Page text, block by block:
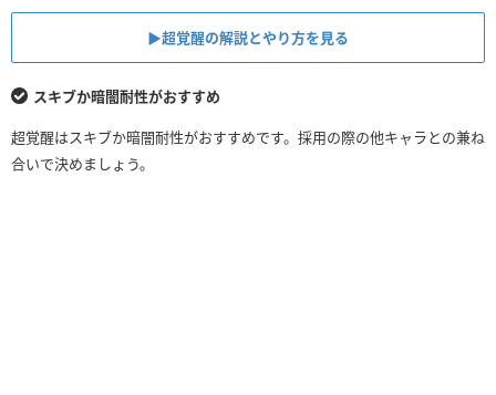
▶︎超覚醒の解説とやり方を見る
スキブか暗闇耐性がおすすめ
超覚醒はスキブか暗闇耐性がおすすめです。採用の際の他キャラとの兼ね
合いで決めましょう。